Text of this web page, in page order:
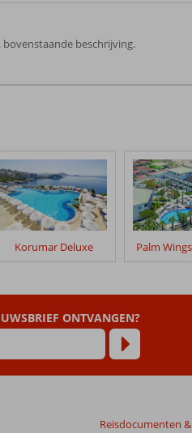
bovenstaande beschrijving.
Korumar Deluxe Palm
ONTVANGEN?
Reisdocumenten